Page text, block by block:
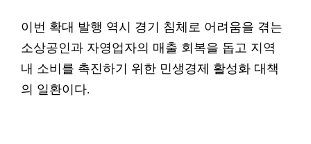
이번 확대 발행 역시 경기 침체로 어려움을 겪는
소상공인과 자영업자의 매출 회복을 돕고 지역
내 소비를 촉진하기 위한 민생경제 활성화 대책
의 일환이다.